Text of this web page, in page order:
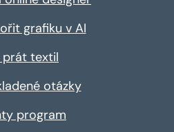
grafiku v AI
prát textil
otázky
program